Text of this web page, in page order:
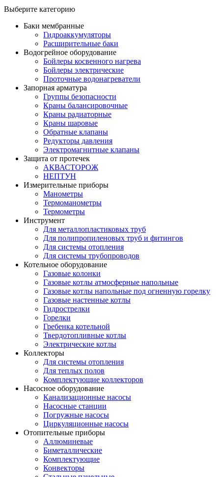
Выберите категорию
Баки мембранные
Гидроаккумуляторы
Расширительные баки
Водогрейное оборудование
Бойлеры косвенного нагрева
Бойлеры электрические
Проточные водонагреватели
Запорная арматура
Группы безопасности
Краны балансировочные
Краны радиаторные
Краны шаровые
Обратные клапаны
Редукторы давления
Электромагнитные клапаны
Защита от протечек
АКВАСТОРОЖ
НЕПТУН
Измерительные приборы
Манометры
Термоманометры
Термометры
Инструмент
Для металлопластиковых труб
Для полипропиленовых труб и фитингов
Для системы отопления
Для системы трубопроводов
Котельное оборудование
Газовые колонки
Газовые котлы атмосферные напольные
Газовые котлы напольные под огненную горелку
Газовые настенные котлы
Гидрострелки
Горелки
Гребенка котельной
Твердотопливные котлы
Электрические котлы
Коллекторы
Для системы отопления
Для теплых полов
Комплектующие коллекторов
Насосное оборудование
Канализационные насосы
Насосные станции
Погружные насосы
Циркуляционные насосы
Отопительные приборы
Аллюминевые
Биметаллические
Комплектующие
Конвекторы